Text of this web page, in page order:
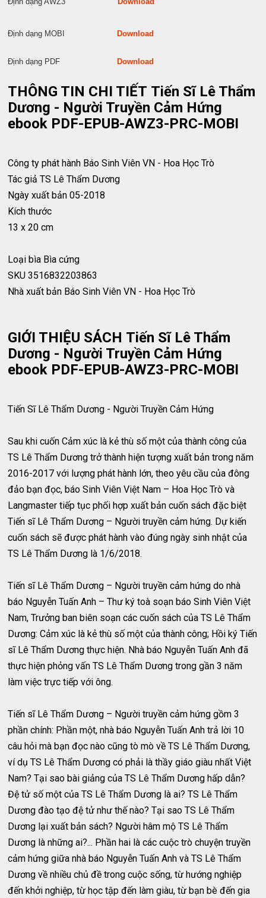
Định dạng MOBI Download
Định dạng PDF Download
THÔNG TIN CHI TIẾT Tiến Sĩ Lê Thẩm
Dương - Người Truyền Cảm Hứng
ebook PDF-EPUB-AWZ3-PRC-MOBI
Công ty phát hành Báo Sinh Viên VN - Hoa Học Trò
Tác giả TS Lê Thẩm Dương
Ngày xuất bản 05-2018
Kích thước
13 x 20 cm
Loại bìa Bìa cứng
SKU 3516832203863
Nhà xuất bản Báo Sinh Viên VN - Hoa Học Trò
GIỚI THIỆU SÁCH Tiến Sĩ Lê Thẩm
Dương - Người Truyền Cảm Hứng
ebook PDF-EPUB-AWZ3-PRC-MOBI
Tiến Sĩ Lê Thẩm Dương - Người Truyền Cảm Hứng
Sau khi cuốn Cảm xúc là kẻ thù số một của thành công của
TS Lê Thẩm Dương trở thành hiện tượng xuất bản trong năm
2016-2017 với lượng phát hành lớn, theo yêu cầu của đông
đảo bạn đọc, báo Sinh Viên Việt Nam – Hoa Học Trò và
Langmaster tiếp tục phối hợp xuất bản cuốn sách đặc biệt
Tiến sĩ Lê Thẩm Dương – Người truyền cảm hứng. Dự kiến
cuốn sách sẽ được phát hành vào đúng ngày sinh nhật của
TS Lê Thẩm Dương là 1/6/2018.
Tiến sĩ Lê Thẩm Dương – Người truyền cảm hứng do nhà
báo Nguyễn Tuấn Anh – Thư ký toà soạn báo Sinh Viên Việt
Nam, Trưởng ban biên soạn các cuốn sách của TS Lê Thẩm
Dương: Cảm xúc là kẻ thù số một của thành công; Hồi ký Tiến
sĩ Lê Thẩm Dương thực hiện. Nhà báo Nguyễn Tuấn Anh đã
thực hiện phỏng vấn TS Lê Thẩm Dương trong gần 3 năm
làm việc trực tiếp với ông.
Tiến sĩ Lê Thẩm Dương – Người truyền cảm hứng gồm 3
phần chính: Phần một, nhà báo Nguyễn Tuấn Anh trả lời 10
câu hỏi mà bạn đọc nào cũng tò mò về TS Lê Thẩm Dương,
ví dụ TS Lê Thẩm Dương có phải là thầy giáo giàu nhất Việt
Nam? Tại sao bài giảng của TS Lê Thẩm Dương hấp dẫn?
Đệ tử số một của TS Lê Thẩm Dương là ai? TS Lê Thẩm
Dương đào tạo đệ tử như thế nào? Tại sao TS Lê Thẩm
Dương lại xuất bản sách? Người hâm mộ TS Lê Thẩm
Dương là những ai?... Phần hai là các cuộc trò chuyện truyền
cảm hứng giữa nhà báo Nguyễn Tuấn Anh và TS Lê Thẩm
Dương về nhiều chủ đề trong cuộc sống, từ hướng nghiệp
đến khởi nghiệp, từ học tập đến làm giàu, từ bạn bè đến gia